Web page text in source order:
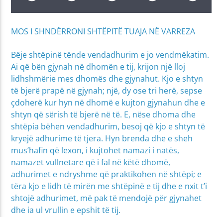
MOS I SHNDËRRONI SHTËPITË TUAJA NË VARREZA
Bëje shtëpinë tënde vendadhurim e jo vendmëkatim.
Ai që bën gjynah në dhomën e tij, krijon një lloj
lidhshmërie mes dhomës dhe gjynahut. Kjo e shtyn
të bjerë prapë në gjynah; një, dy ose tri herë, sepse
çdoherë kur hyn në dhomë e kujton gjynahun dhe e
shtyn që sërish të bjerë në të. E, nëse dhoma dhe
shtëpia bëhen vendadhurim, besoj që kjo e shtyn të
kryejë adhurime të tjera. Hyn brenda dhe e sheh
mus’hafin që lexon, i kujtohet namazi i natës,
namazet vullnetare që i fal në këtë dhomë,
adhurimet e ndryshme që praktikohen në shtëpi; e
tëra kjo e lidh të mirën me shtëpinë e tij dhe e nxit t’i
shtojë adhurimet, më pak të mendojë për gjynahet
dhe ia ul vrullin e epshit të tij.